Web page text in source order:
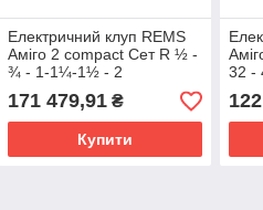
Електричний клуп REMS
Аміго 2 compact Сет R ½ -
¾ - 1-1¼-1½ - 2
171 479,91₴
Купити
32 -